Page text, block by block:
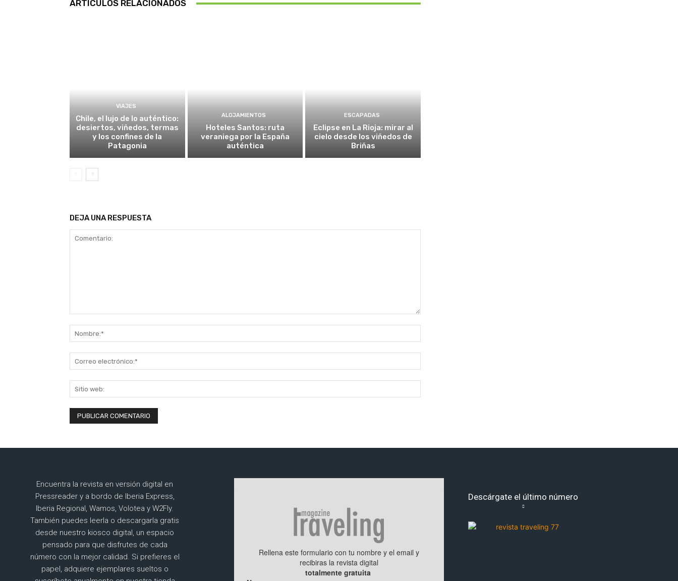
ARTÍCULOS RELACIONADOS
VIAJES
Chile, el lujo de lo auténtico:
desiertos, viñedos, termas
y los confines de la
Patagonia
ALOJAMIENTOS
Hoteles Santos: ruta
veraniega por la España
auténtica
ESCAPADAS
Eclipse en La Rioja: mirar al
cielo desde los viñedos de
Briñas
DEJA UNA RESPUESTA
electrónico:*
web:
Encuentra la revista en versión digital en
Pressreader y a bordo de Iberia Express,
Iberia Regional, Wamos, Volotea y W2Fly.
También puedes leerla o descargarla gratis
desde nuestro kiosco digital, un espacio
pensado para que disfrutes de cada
número con la mejor calidad. Si prefieres el
papel, adquiere ejemplares sueltos o
Descárgate el último número